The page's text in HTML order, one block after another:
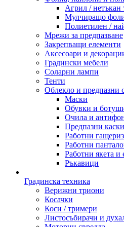
Агрил / нетъкан
Мулчиращо
Полиетилен /
Мрежи за предпазване
Закрепващи елементи
Аксесоари и
Градински мебели
Соларни лампи
Тенти
Облекло и предпазни
Маски
Обувки и
Очила и
Предпазни
Работни
Работни
Работни якета и
Ръкавици
Градинска техника
Верижни триони
Косачки
Коси / тримери
Листосъбирачи и